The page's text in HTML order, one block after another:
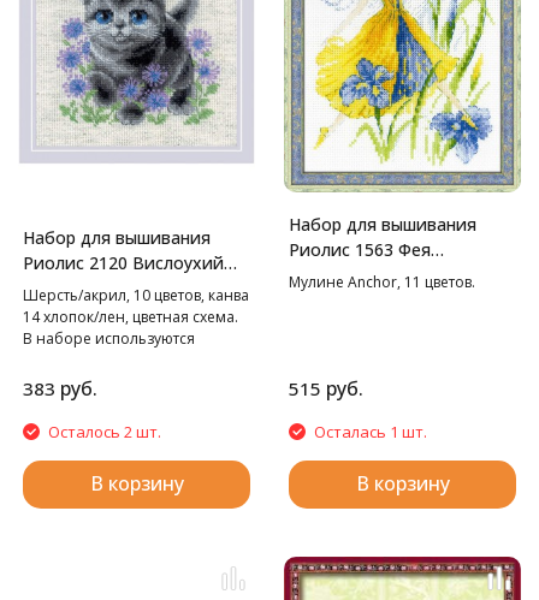
Набор для вышивания
Риолис 2120 Вислоухий
котёнок, 15*15 см
Шерсть/акрил, 10 цветов, канва
14 хлопок/лен, цветная схема.
В наборе используются
стежок, смешанные цвета.
383 руб.
Осталось 2 шт.
В корзину
Набор для вышивания
Риолис 1563 Фея
солнечного дня, 15*20 см
Мулине Anchor, 11 цветов.
515 руб.
Осталась 1 шт.
В корзину